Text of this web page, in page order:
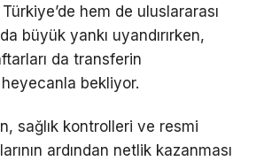
hem de uluslararası
büyük yankı uyandırırken,
da transferin
heyecanla bekliyor.
sağlık kontrolleri ve resmi
ardından netlik kazanması